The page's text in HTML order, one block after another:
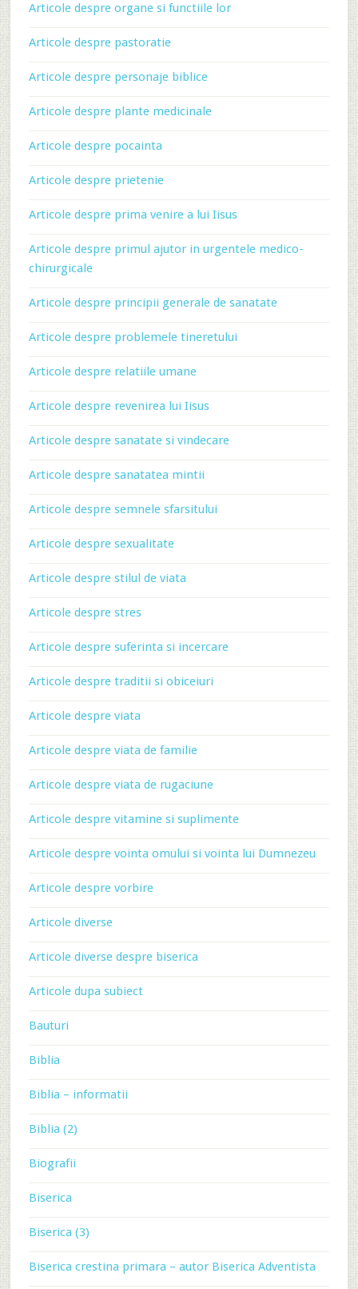
Articole despre organe si functiile lor
Articole despre pastoratie
Articole despre personaje biblice
Articole despre plante medicinale
Articole despre pocainta
Articole despre prietenie
Articole despre prima venire a lui Iisus
Articole despre primul ajutor in urgentele medico-
chirurgicale
Articole despre principii generale de sanatate
Articole despre problemele tineretului
Articole despre relatiile umane
Articole despre revenirea lui Iisus
Articole despre sanatate si vindecare
Articole despre sanatatea mintii
Articole despre semnele sfarsitului
Articole despre sexualitate
Articole despre stilul de viata
Articole despre stres
Articole despre suferinta si incercare
Articole despre traditii si obiceiuri
Articole despre viata
Articole despre viata de familie
Articole despre viata de rugaciune
Articole despre vitamine si suplimente
Articole despre vointa omului si vointa lui Dumnezeu
Articole despre vorbire
Articole diverse
Articole diverse despre biserica
Articole dupa subiect
Bauturi
Biblia
Biblia – informatii
Biblia (2)
Biografii
Biserica
Biserica (3)
Biserica crestina primara – autor Biserica Adventista